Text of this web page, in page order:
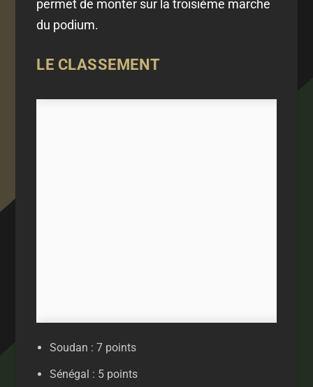
permet de monter sur la troisième marche
du podium.
LE CLASSEMENT
Soudan : 7 points
Sénégal : 5 points